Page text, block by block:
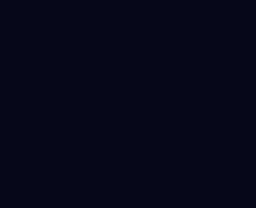
trên, chỉ trừ một số vị trí
giờ.
của Panerai không được
các đường cắt cơ bản.